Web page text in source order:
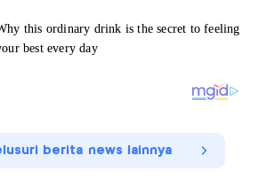
berita news lainnya